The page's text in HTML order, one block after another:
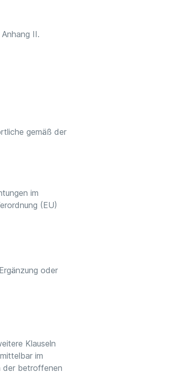
II.
gemäß der
im
(EU)
oder
Klauseln
im
der betroffenen